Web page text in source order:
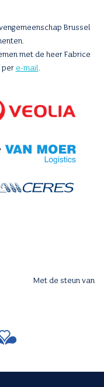
Brussel
met de heer Fabrice
per e-mail.
Met de steun van